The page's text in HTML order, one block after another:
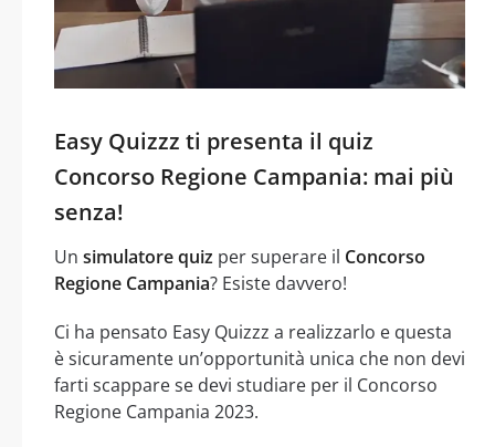
Easy Quizzz ti presenta il quiz
Concorso Regione Campania: mai più
senza!
Un simulatore quiz per superare il Concorso
Regione Campania? Esiste davvero!
Ci ha pensato Easy Quizzz a realizzarlo e questa
è sicuramente un’opportunità unica che non devi
farti scappare se devi studiare per il Concorso
Regione Campania 2023.